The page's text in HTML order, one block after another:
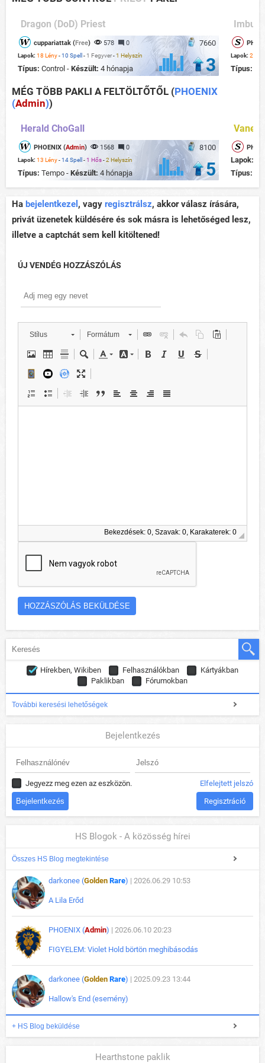
Dragon (DoD) Priest
7660
cuppariattak (Free) 578 0
Lapok: 18 Lény-10 Spell - 1 Fegyver-1 Helyszín
Típus: Control - Készült: 4 hónapja 3
Imbue
Lapok: 20
Típus:
MÉG TÖBB PAKLI A FELTÖLTŐTŐL (PHOENIX
(Admin))
Herald ChoGall
8100
PHOENIX (Admin) 1568 0
Lapok: 13 Lény-14 Spell -1 Hős-2 Helyszín
Típus: Tempo - Készült: 4 hónapja 5 Lapok:
Típus:
Ha bejelentkezel , vagy regisztrálsz, akkor válasz írására,
privát üzenetek küldésére és sok másra is lehetőséged lesz,
illetve a captchát sem kell kitöltened!
ÚJ VENDÉG HOZZÁSZÓLÁS
Stílus Formátum
Bekezdések: 0, Szavak: 0, Karakaterek: 0
Hírekben, Wikiben Felhasználókban
Kártyákban
Paklikban
Fórumokban
További keresési lehetőségek
Bejelentkezés
Jegyezz meg ezen az eszközön. Elfelejtett jelszó
Regisztráció
HS Blogok - A közösség hírei
Összes HS Blog megtekintése
darkonee (Golden Rare) | 2026.06.29 10:53
A Lila Erőd
PHOENIX (Admin) | 2026.06.10 20:23
FIGYELEM: Violet Hold börtön meghibásodás
darkonee (Golden Rare) | 2025.09.23 13:44
Hallow's End (esemény)
+ HS Blog beküldése
Hearthstone paklik